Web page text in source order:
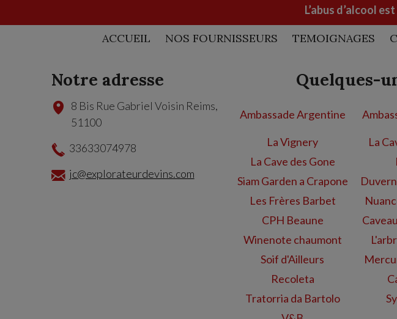
L’abus d’alcool
ACCUEIL NOS FOURNISSEURS TEMOIGNAGES
Notre adresse
8 Bis Rue Gabriel Voisin Reims,
51100
33633074978
jc@explorateurdevins.com
Quelques-
Ambassade Argentine
La Vignery
La
La Cave des Gone
Siam Garden a Crapone
Les Frères Barbet
CPH Beaune
Winenote chaumont
Soif d'Ailleurs
Recoleta
Tratorria da Bartolo